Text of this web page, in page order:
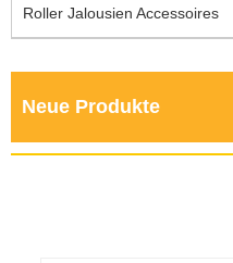
Roller Jalousien Accessoires
Neue Produkte